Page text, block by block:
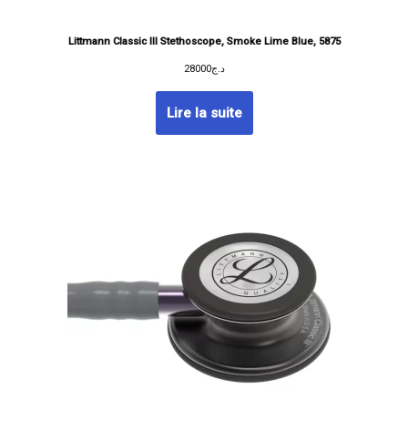
Littmann Classic III Stethoscope, Smoke Lime Blue, 5875
د.ج28000
Lire la suite